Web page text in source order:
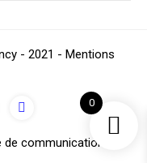
0
- 2021 - Mentions
communication